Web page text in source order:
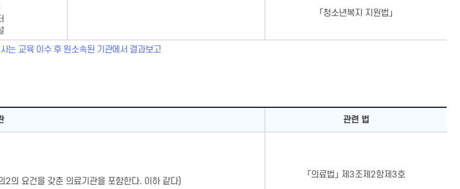
「청소년복지 지원법」
사는 교육 이수 후 원소속된 기관에서 결과보고
관련 법
2의 요건을 갖춘 의료기관을 포함한다. 이하 같다)
「의료법」 제3조제2항제3호